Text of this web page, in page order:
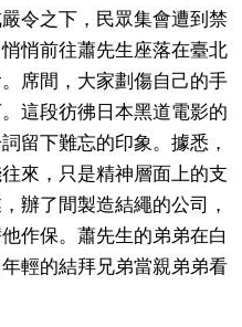
令之下，民眾集會遭到禁
悄前往蕭先生座落在臺北
席間，大家劃傷自己的手
這段彷彿日本黑道電影的
留下難忘的印象。據悉，
來，只是精神層面上的支
辦了間製造結繩的公司，
作保。蕭先生的弟弟在白
輕的結拜兄弟當親弟弟看